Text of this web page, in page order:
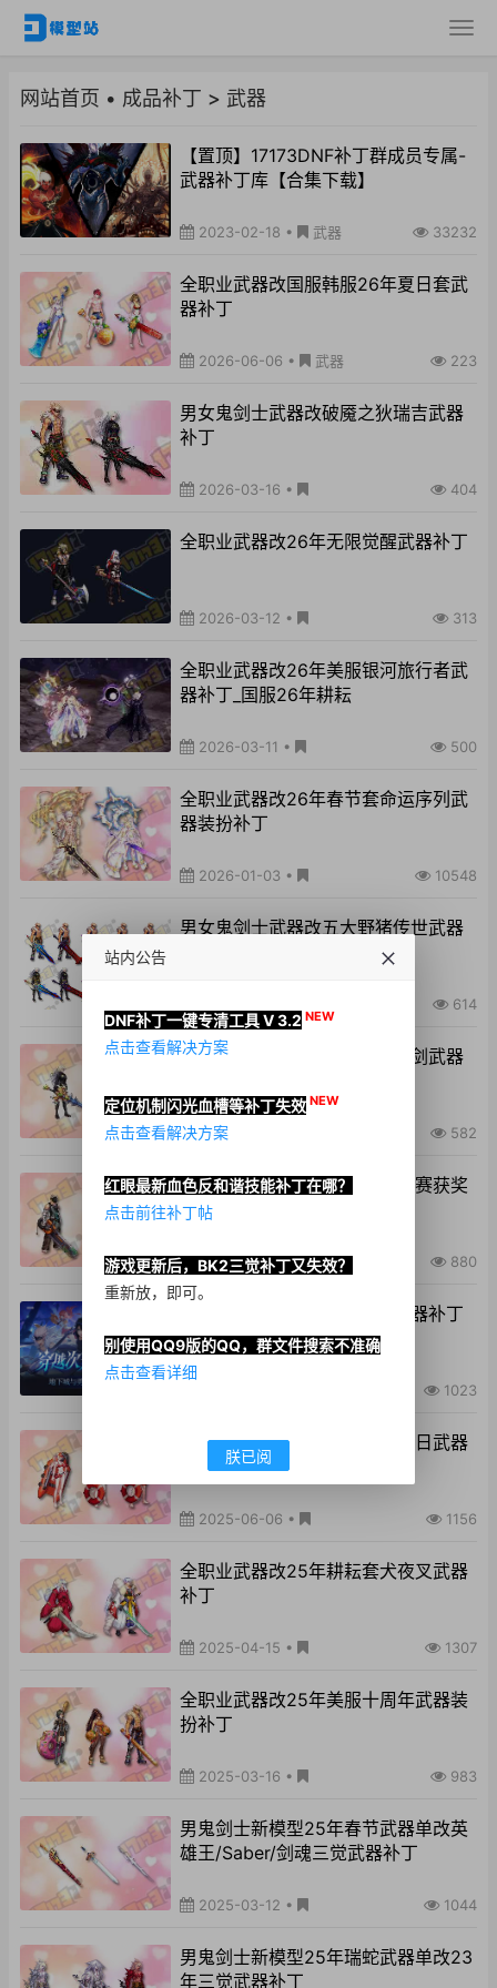
网站首页 • 成品补丁 > 武器
【置顶】17173DNF补丁群成员专属-
武器补丁库【合集下载】
2023-02-18 • 武器 33232
全职业武器改国服韩服26年夏日套武
器补丁
2026-06-06 • 武器 223
男女鬼剑士武器改破魇之狄瑞吉武器
补丁
2026-03-16 • 404
全职业武器改26年无限觉醒武器补丁
2026-03-12 • 313
全职业武器改26年美服银河旅行者武
器补丁_国服26年耕耘
2026-03-11 • 500
全职业武器改26年春节套命运序列武
器装扮补丁
2026-01-03 • 10548
男女鬼剑士武器改五大野猪传世武器
614
男女鬼剑士武器改手游帝国之剑武器
2025-09-24 582
全职业武器改韩服20周年设计赛获奖
武器补丁
2025-08-07• 880
全职业武器改刀剑神域联动武器补丁
1023
全职业武器改国服韩服25年夏日武器
装扮补丁
2025-06-06 • 1156
全职业武器改25年耕耘套犬夜叉武器
补丁
2025-04-15 • 1307
全职业武器改25年美服十周年武器装
扮补丁
2025-03-16 • 983
男鬼剑士新模型25年春节武器单改英
雄王/Saber/剑魂三觉武器补丁
2025-03-12 • 1044
男鬼剑士新模型25年瑞蛇武器单改23
年三觉武器补丁
站内公告
DNF补丁一键专清工具 V 3.2 NEW
点击查看解决方案
定位机制闪光血槽等补丁失效 NEW
点击查看解决方案
红眼最新血色反和谐技能补丁在哪？
点击前往补丁帖
游戏更新后，BK2三觉补丁又失效？
重新放，即可。
别使用QQ9版的QQ，群文件搜索不准确
点击查看详细
朕已阅